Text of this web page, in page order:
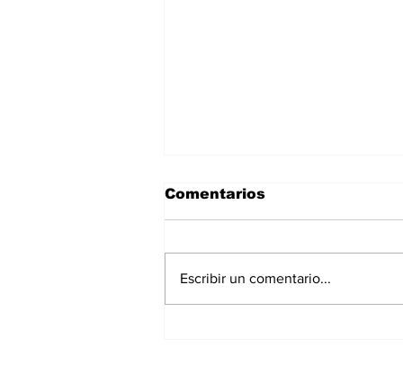
Comentarios
Escribir un comentario...